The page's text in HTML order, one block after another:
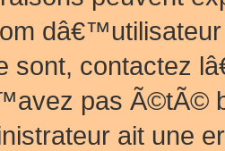
sont, contactez
pas Ã©tÃ©
ait une